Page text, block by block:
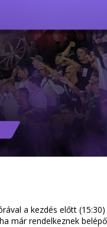
a kezdés előtt
már rendelkeznek